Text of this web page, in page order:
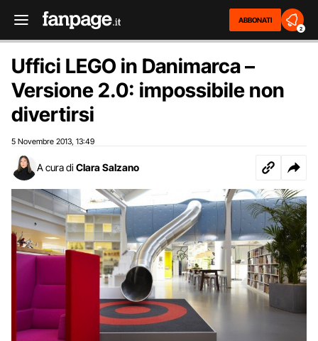
ABBONATI
2
Uffici LEGO in Danimarca –
Versione 2.0: impossibile non
divertirsi
5 Novembre 2013 13:49
A cura di Clara Salzano